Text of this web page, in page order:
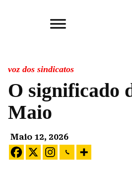
voz dos sindicatos
O significado
Maio
Maio 12, 2026